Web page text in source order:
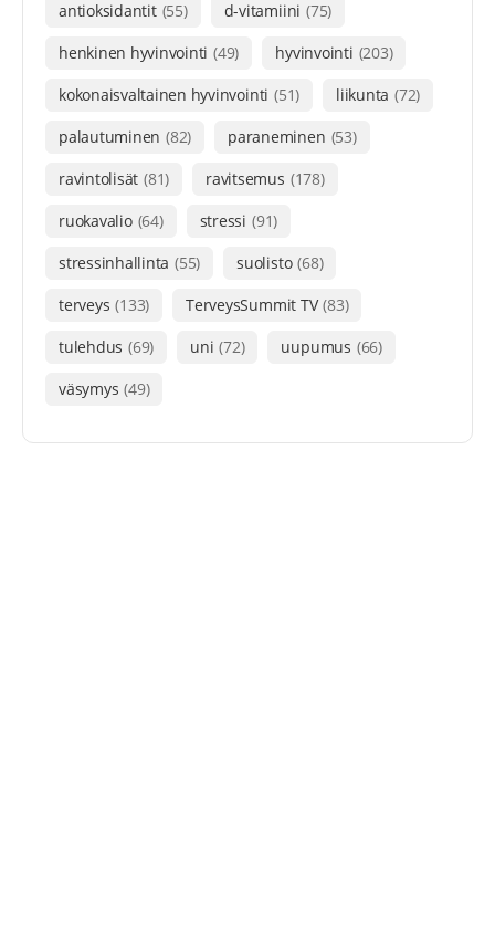
antioksidantit (55) d-vitamiini (75)
henkinen hyvinvointi (49) hyvinvointi (203)
kokonaisvaltainen hyvinvointi (51) liikunta (72)
palautuminen (82) paraneminen (53)
ravintolisät (81) ravitsemus (178)
ruokavalio (64) stressi (91)
stressinhallinta (55) suolisto (68)
terveys (133) TerveysSummit TV (83)
tulehdus (69) uni (72) uupumus (66)
väsymys (49)